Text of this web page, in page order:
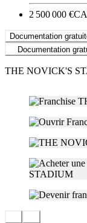
2 500 000 €
Documentation
Documentation
THE NOVICK'S